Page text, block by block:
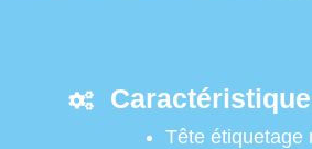
Tête étiquetage